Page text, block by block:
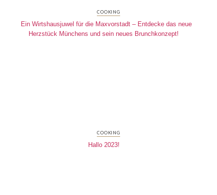
COOKING
Ein Wirtshausjuwel für die Maxvorstadt – Entdecke das neue
Herzstück Münchens und sein neues Brunchkonzept!
COOKING
Hallo 2023!